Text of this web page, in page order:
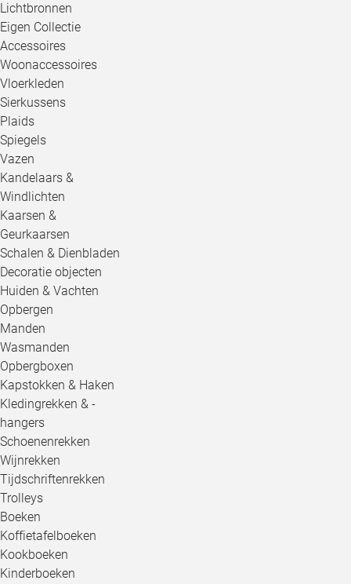
Lichtbronnen
Eigen Collectie
Accessoires
Woonaccessoires
Vloerkleden
Sierkussens
Plaids
Spiegels
Vazen
Kandelaars &
Windlichten
Kaarsen &
Geurkaarsen
Schalen & Dienbladen
Decoratie objecten
Huiden & Vachten
Opbergen
Manden
Wasmanden
Opbergboxen
Kapstokken & Haken
Kledingrekken & -
hangers
Schoenenrekken
Wijnrekken
Tijdschriftenrekken
Trolleys
Boeken
Koffietafelboeken
Kookboeken
Kinderboeken